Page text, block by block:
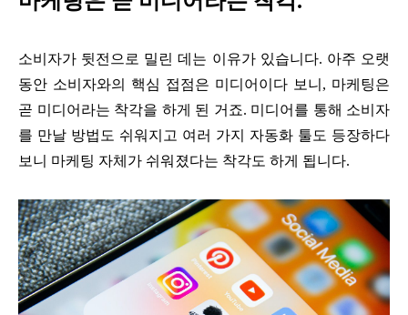
소비자가 뒷전으로 밀린 데는 이유가 있습니다. 아주 오랫
동안 소비자와의 핵심 접점은 미디어이다 보니, 마케팅은
곧 미디어라는 착각을 하게 된 거죠. 미디어를 통해 소비자
를 만날 방법도 쉬워지고 여러 가지 자동화 툴도 등장하다
보니 마케팅 자체가 쉬워졌다는 착각도 하게 됩니다.